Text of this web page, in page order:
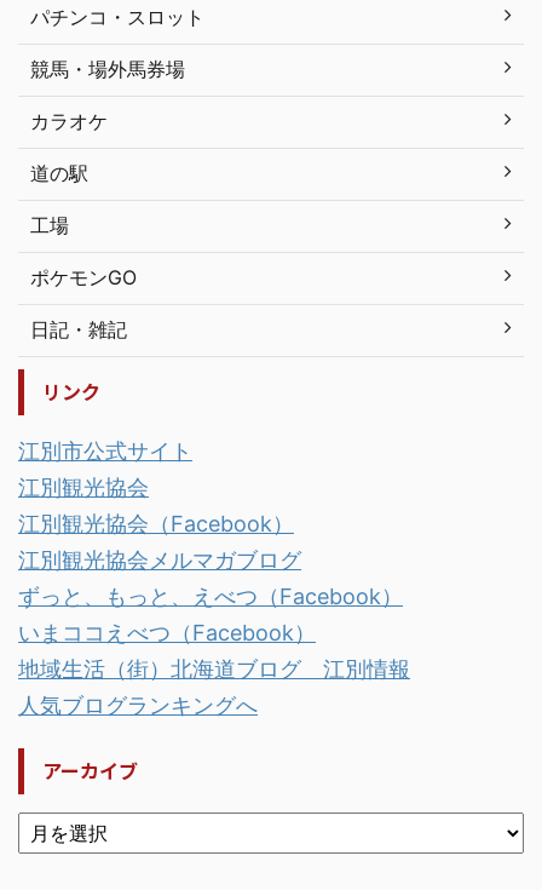
パチンコ・スロット
競馬・場外馬券場
カラオケ
道の駅
工場
ポケモンGO
日記・雑記
リンク
江別市公式サイト
江別観光協会
江別観光協会（Facebook）
江別観光協会メルマガブログ
ずっと、もっと、えべつ（Facebook）
いまココえべつ（Facebook）
地域生活（街）北海道ブログ 江別情報
人気ブログランキングへ
アーカイブ